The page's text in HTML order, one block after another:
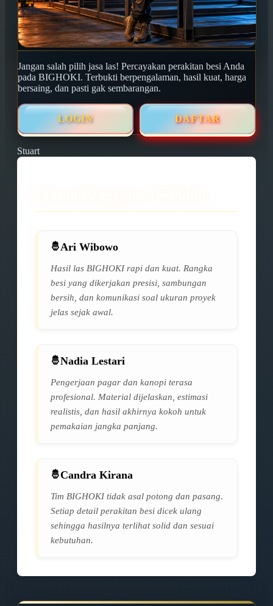
Jangan salah pilih jasa las! Percayakan perakitan besi Anda
pada BIGHOKI. Terbukti berpengalaman, hasil kuat, harga
bersaing, dan pasti gak sembarangan.
LOGIN DAFTAR
Stuart
Ari Wibowo
Hasil las BIGHOKI rapi dan kuat. Rangka
besi yang dikerjakan presisi, sambungan
bersih, dan komunikasi soal ukuran proyek
jelas sejak awal.
Nadia Lestari
Pengerjaan pagar dan kanopi terasa
profesional. Material dijelaskan, estimasi
realistis, dan hasil akhirnya kokoh untuk
pemakaian jangka panjang.
Candra Kirana
Tim BIGHOKI tidak asal potong dan pasang.
Setiap detail perakitan besi dicek ulang
sehingga hasilnya terlihat solid dan sesuai
kebutuhan.